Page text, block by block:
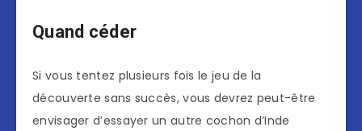
Quand céder
Si vous tentez plusieurs fois le jeu de la
découverte sans succès, vous devrez peut-être
envisager d’essayer un autre cochon d’Inde